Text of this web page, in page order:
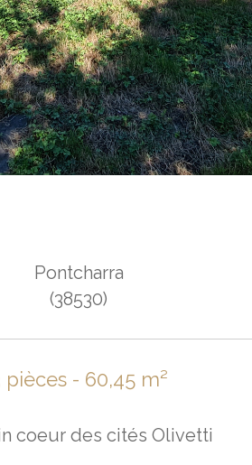
Pontcharra
(38530)
pièces - 60,45 m²
coeur des cités Olivetti